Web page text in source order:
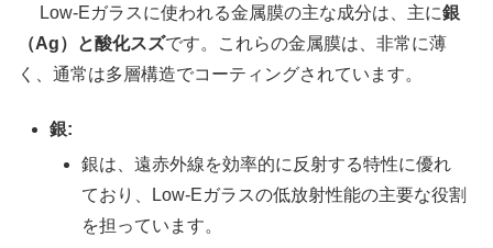
Low-Eガラスに使われる金属膜の主な成分は、主に銀
（Ag）と酸化スズです。これらの金属膜は、非常に薄
く、通常は多層構造でコーティングされています。
銀:
銀は、遠赤外線を効率的に反射する特性に優れ
ており、Low-Eガラスの低放射性能の主要な役割
を担っています。